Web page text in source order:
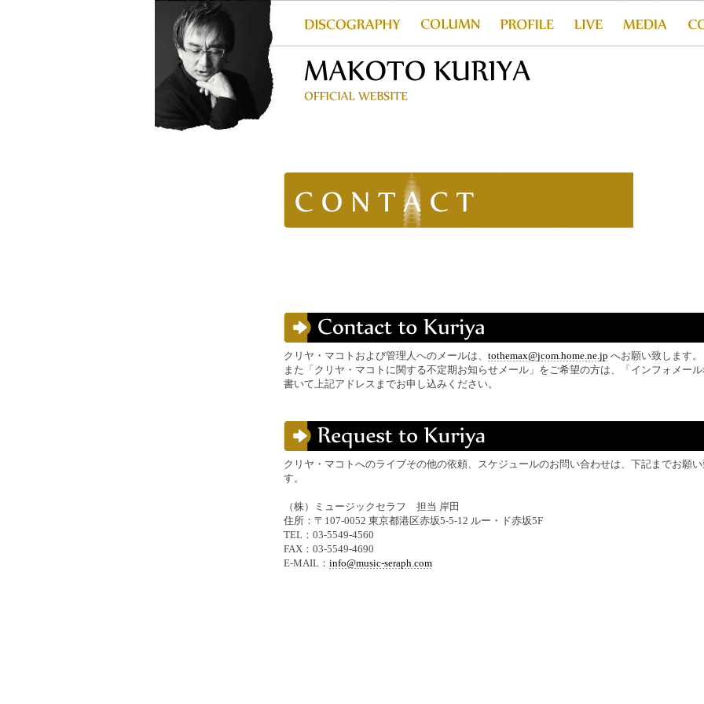
クリヤ・マコトおよび管理人へのメールは、 tothemax@jcom.home.ne.jp へお願い致します。
また「クリヤ・マコトに関する不定期お知らせメール」をご希望の方は、「インフォメール
書いて上記アドレスまでお申し込みください。
クリヤ・マコトへのライブその他の依頼、スケジュールのお問い合わせは、下記までお願い
す。
（株）ミュージックセラフ 担当 岸田
住所：〒107-0052 東京都港区赤坂5-5-12 ルー・ド赤坂5F
TEL：03-5549-4560
FAX：03-5549-4690
E-MAIL： info@music-seraph.com